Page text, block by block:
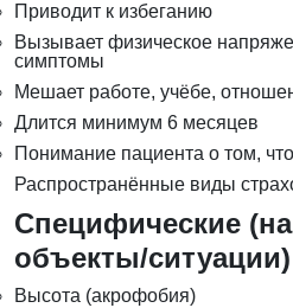
Приводит к избеганию
Вызывает физическое
симптомы
Мешает работе, учёбе,
Длится минимум 6 месяцев
Понимание пациента о том,
Распространённые виды
Специфические
объекты/ситуации)
Высота (акрофобия)